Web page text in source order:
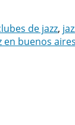
de jazz,
en buenos aires